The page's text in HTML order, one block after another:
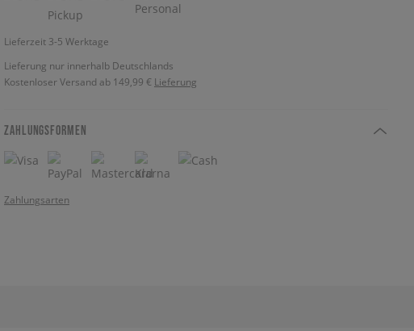
Lieferzeit 3-5 Werktage
Lieferung nur innerhalb Deutschlands
Kostenloser Versand ab 149,99 € Lieferung
ZAHLUNGSFORMEN
Zahlungsarten